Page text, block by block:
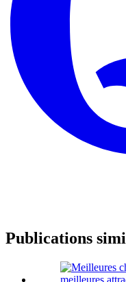
Publications